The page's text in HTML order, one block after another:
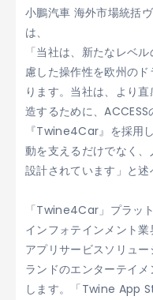
小鵬汽車 海外市場統括
は、
「当社は、新たなレベ
慮した操作性を欧州の
ります。当社は、より
造するために、
『Twine4Car』を採用
動を支えるだけでなく
設計されています」と述
「Twine4Car」プラッ
インフォテインメント
アプリサービスソリュ
ランドのエンターテイ
します。「Twine App